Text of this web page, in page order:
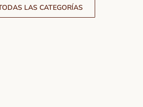
LAS CATEGORÍAS